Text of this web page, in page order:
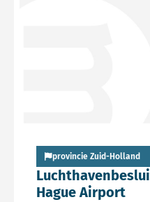
Hague Airport
provincie Zuid-Holland